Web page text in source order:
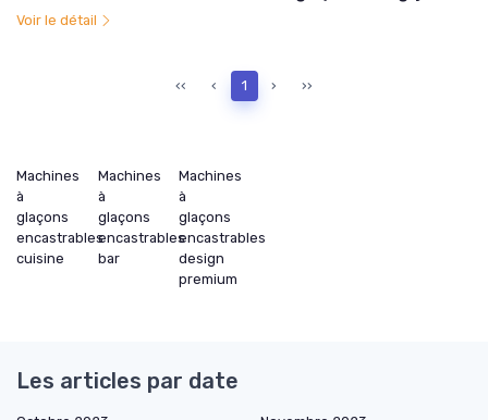
Voir le détail
‹‹ ‹ 1 › ››
Machines
à
glaçons
encastrables
cuisine
Machines
à
glaçons
encastrables
bar
Machines
à
glaçons
encastrables
design
premium
Les articles par date